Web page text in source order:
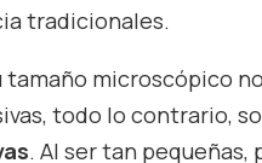
tradicionales.
tamaño microscópico
todo lo contrario,
. Al ser tan pequeñas,